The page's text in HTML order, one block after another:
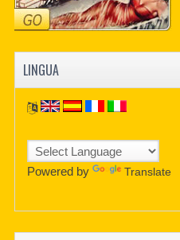
LINGUA
Powered by Translate